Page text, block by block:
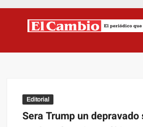
Editorial
Sera Trump un depravado